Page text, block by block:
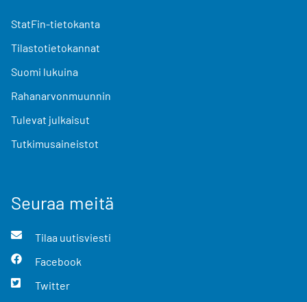
StatFin-tietokanta
Tilastotietokannat
Suomi lukuina
Rahanarvonmuunnin
Tulevat julkaisut
Tutkimusaineistot
Seuraa meitä
Tilaa uutisviesti
Facebook
Twitter